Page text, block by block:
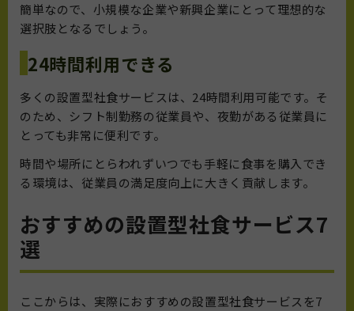
簡単なので、小規模な企業や新興企業にとって理想的な
選択肢となるでしょう。
24時間利用できる
多くの設置型社食サービスは、24時間利用可能です。そ
のため、シフト制勤務の従業員や、夜勤がある従業員に
とっても非常に便利です。
時間や場所にとらわれずいつでも手軽に食事を購入でき
る環境は、従業員の満足度向上に大きく貢献します。
おすすめの設置型社食サービス7
選
ここからは、実際におすすめの設置型社食サービスを7